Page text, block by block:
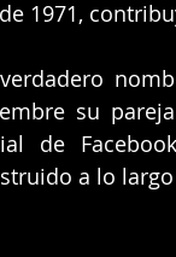
1971,
su
de
a lo